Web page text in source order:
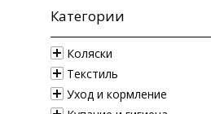
Категории
Коляски
Текстиль
Уход и кормление